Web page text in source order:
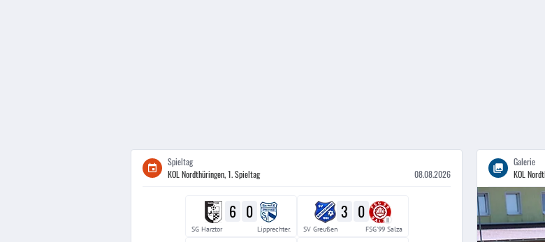
Spieltag
KOL Nordthüringen, 1. Spieltag
08.08.2026
6 0
SG Harztor Lipprechter.
3 0 II
SV Greußen FSG'99 Salza
Galerie
KOL